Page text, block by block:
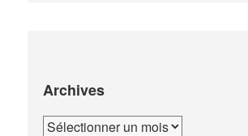
Archives
Archives